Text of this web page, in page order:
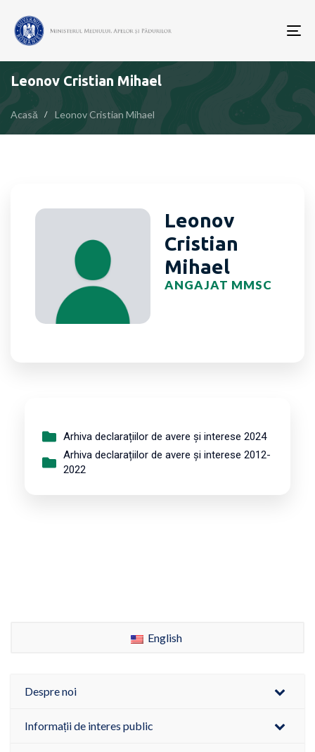
Leonov Cristian Mihael
Acasă Leonov Cristian Mihael
Leonov
Cristian
Mihael
ANGAJAT MMSC
Arhiva declarațiilor de avere și interese 2024
Arhiva declarațiilor de avere și interese 2012-
2022
English
Despre noi
Informații de interes public